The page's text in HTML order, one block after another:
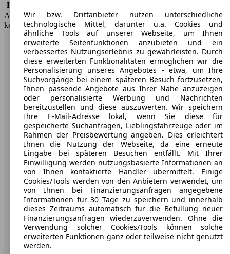
HSN/TSN
AutoScout24 GmbH übernimmt für die Richtigkeit der Angaben
keine Gewähr.
Nach Oben
AutoScout24: Europaweit der größte Online-Automarkt.
Unternehmen
Über AutoScout24
Presse
Karriere
Werbung
AGB
Datenschutz
Impressum
Erklärung zur Barrierefreiheit
Wir bzw. Drittanbieter nutzen unterschiedliche
technologische Mittel, darunter u.a. Cookies und
ähnliche Tools auf unserer Webseite, um Ihnen
erweiterte Seitenfunktionen anzubieten und ein
verbessertes Nutzungserlebnis zu gewährleisten. Durch
diese erweiterten Funktionalitäten ermöglichen wir die
Personalisierung unseres Angebotes - etwa, um Ihre
Suchvorgänge bei einem späteren Besuch fortzusetzen,
Ihnen passende Angebote aus Ihrer Nähe anzuzeigen
oder personalisierte Werbung und Nachrichten
bereitzustellen und diese auszuwerten. Wir speichern
Ihre E-Mail-Adresse lokal, wenn Sie diese für
gespeicherte Suchanfragen, Lieblingsfahrzeuge oder im
Rahmen der Preisbewertung angeben. Dies erleichtert
Ihnen die Nutzung der Webseite, da eine erneute
Eingabe bei späteren Besuchen entfällt. Mit Ihrer
Einwilligung werden nutzungsbasierte Informationen an
von Ihnen kontaktierte Händler übermittelt. Einige
Cookies/Tools werden von den Anbietern verwendet, um
von Ihnen bei Finanzierungsanfragen angegebene
Informationen für 30 Tage zu speichern und innerhalb
dieses Zeitraums automatisch für die Befüllung neuer
Finanzierungsanfragen wiederzuverwenden. Ohne die
Verwendung solcher Cookies/Tools können solche
erweiterten Funktionen ganz oder teilweise nicht genutzt
werden.